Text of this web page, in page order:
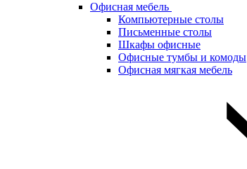
Офисная мебель
Компьютерные столы
Письменные столы
Шкафы офисные
Офисные тумбы и комоды
Офисная мягкая мебель